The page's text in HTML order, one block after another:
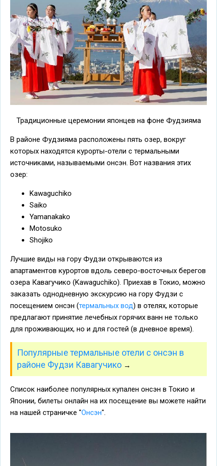
Традиционные церемонии японцев на фоне Фудзияма
В районе Фудзияма расположены пять озер, вокруг
которых находятся курорты-отели с термальными
источниками, называемыми онсэн. Вот названия этих
озер:
Kawaguchiko
Saiko
Yamanakako
Motosuko
Shojiko
Лучшие виды на гору Фудзи открываются из
апартаментов курортов вдоль северо-восточных берегов
озера Кавагучико (Kawaguchiko). Приехав в Токио, можно
заказать однодневную экскурсию на гору Фудзи с
посещением онсэн (термальных вод) в отелях, которые
предлагают принятие лечебных горячих ванн не только
для проживающих, но и для гостей (в дневное время).
Популярные термальные отели с онсэн в
районе Фудзи Кавагучико →
Список наиболее популярных купален онсэн в Токио и
Японии, билеты онлайн на их посещение вы можете найти
на нашей страничке "Онсэн".